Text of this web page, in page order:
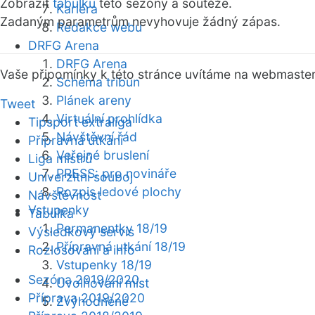
Kariéra
Redakce webu
DRFG Arena
DRFG Arena
Schéma tribun
Plánek areny
Virtuální prohlídka
Návštěvní řád
Veřejné bruslení
PRESS: pro novináře
Rozpis ledové plochy
Vstupenky
Permanentky 18/19
Přípravná utkání 18/19
Vstupenky 18/19
Uvolňování míst
Zvýhodněné
Zobrazit tabulku této sezóny a soutěže.
Zadaným parametrům nevyhovuje žádný zápas.
Vaše připomínky k této stránce uvítáme na webmaster
Tweet
Tipsport extraliga
Přípravná utkání
Liga mistrů
Univerzitní souboj
Návštěvnost
Tabulka
Výsledkový servis
Rozlosování a info
Sezóna 2019/2020
Příprava 2019/2020